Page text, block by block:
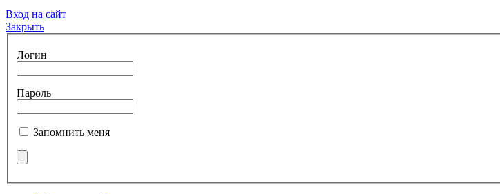
Вход на сайт
Закрыть
Логин
Пароль
Запомнить меня